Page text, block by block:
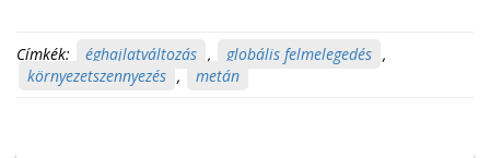
Címkék: éghajlatváltozás , globális felmelegedés ,
környezetszennyezés , metán